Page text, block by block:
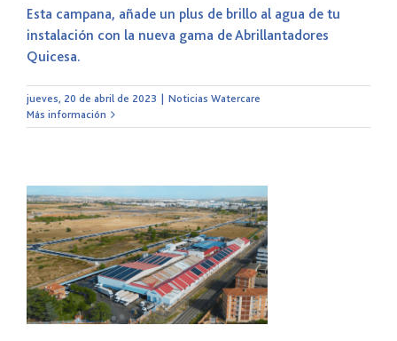
Esta campana, añade un plus de brillo al agua de tu
instalación con la nueva gama de Abrillantadores
Quicesa.
jueves, 20 de abril de 2023
Noticias Watercare
Más información